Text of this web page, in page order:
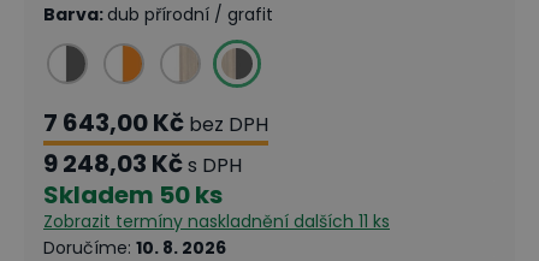
Barva: dub přírodní / grafit
7 643,00 Kč bez DPH
9 248,03 Kčs DPH
Skladem 50 ks
Zobrazit termíny naskladnění dalších 11 ks
Doručíme: 10. 8. 2026